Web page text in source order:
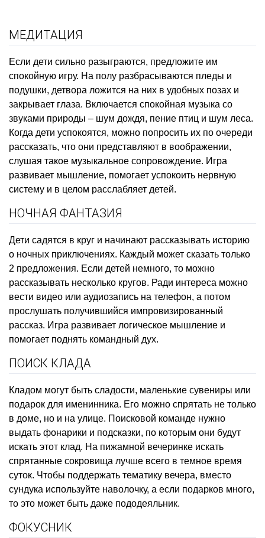
МЕДИТАЦИЯ
Если дети сильно разыграются, предложите им
спокойную игру. На полу разбрасываются пледы и
подушки, детвора ложится на них в удобных позах и
закрывает глаза. Включается спокойная музыка со
звуками природы – шум дождя, пение птиц и шум леса.
Когда дети успокоятся, можно попросить их по очереди
рассказать, что они представляют в воображении,
слушая такое музыкальное сопровождение. Игра
развивает мышление, помогает успокоить нервную
систему и в целом расслабляет детей.
НОЧНАЯ ФАНТАЗИЯ
Дети садятся в круг и начинают рассказывать историю
о ночных приключениях. Каждый может сказать только
2 предложения. Если детей немного, то можно
рассказывать несколько кругов. Ради интереса можно
вести видео или аудиозапись на телефон, а потом
прослушать получившийся импровизированный
рассказ. Игра развивает логическое мышление и
помогает поднять командный дух.
ПОИСК КЛАДА
Кладом могут быть сладости, маленькие сувениры или
подарок для именинника. Его можно спрятать не только
в доме, но и на улице. Поисковой команде нужно
выдать фонарики и подсказки, по которым они будут
искать этот клад. На пижамной вечеринке искать
спрятанные сокровища лучше всего в темное время
суток. Чтобы поддержать тематику вечера, вместо
сундука используйте наволочку, а если подарков много,
то это может быть даже пододеяльник.
ФОКУСНИК